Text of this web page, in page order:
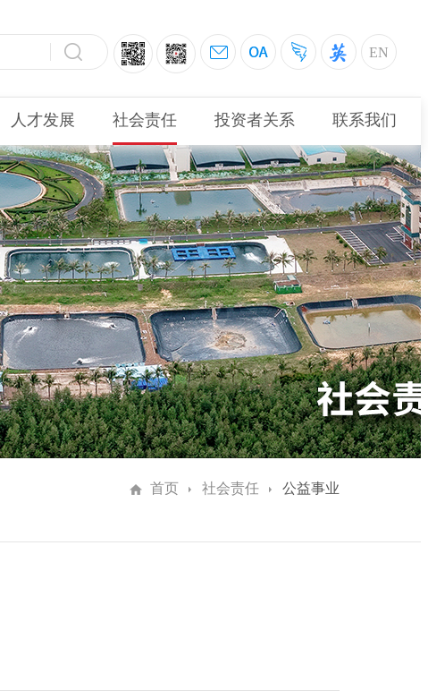
EN
人才发展 社会责任 投资者关系 联系我们
首页 社会责任
公益事业